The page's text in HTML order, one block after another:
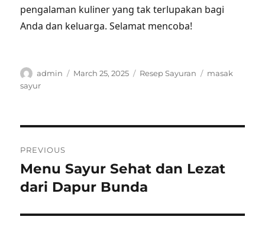
pengalaman kuliner yang tak terlupakan bagi
Anda dan keluarga. Selamat mencoba!
Author
admin
Posted
March 25, 2025 Categories
Resep Sayuran Tags
masak
sayur
navigation
PREVIOUS
Previous
post:
Menu Sayur Sehat dan Lezat
dari Dapur Bunda